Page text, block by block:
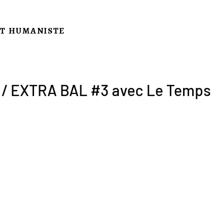
HUMANISTE
EXTRA BAL #3 avec Le Temps